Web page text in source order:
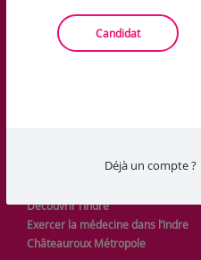
Candidat
Déjà un compte ?
Découvrir l’Indre
Exercer la médecine dans l’Indre
Châteauroux Métropole